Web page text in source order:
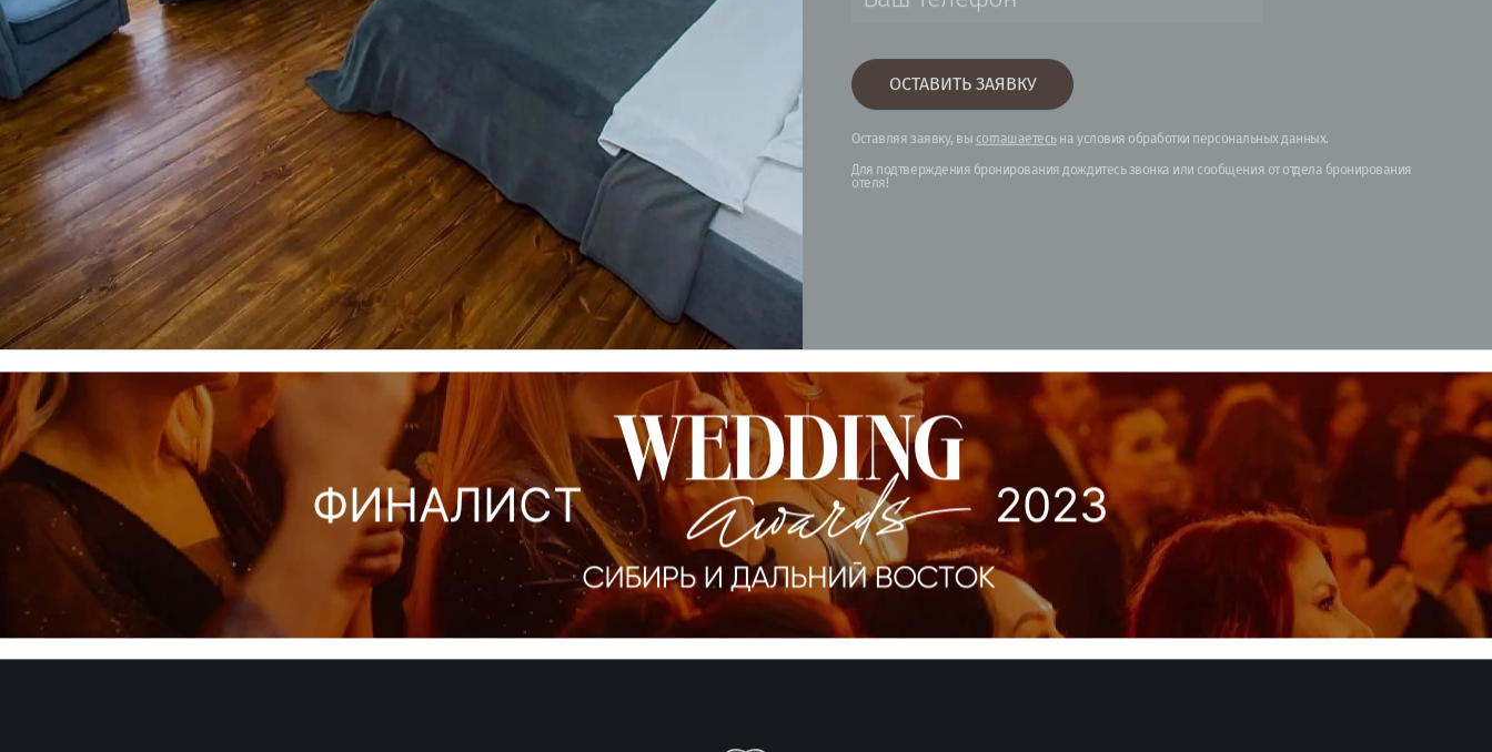
ОСТАВИТЬ ЗАЯВКУ
Оставляя заявку, высоглашаетесь на условия обработки персональных данных
Для подтверждения бронирования дождитесь звонка или сообщения от отдела бронирования
отеля!